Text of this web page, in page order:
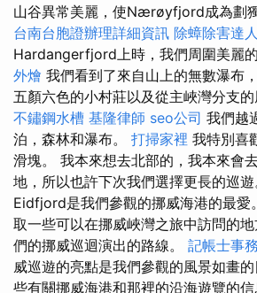
山谷異常美麗，使Nærøyfjord成為劃
台南台胞證辦理詳細資訊 除蟑除害達人
Hardangerfjord上時，我們周圍美麗
外燴 我們看到了來自山上的無數瀑布
五顏六色的小村莊以及從主峽灣分支的
不鏽鋼水槽 基隆律師 seo公司 我們越
泊，森林和瀑布。 打掃家裡 我特別喜
滑塊。 我本來想去北部的，我本來會
地，所以也許下次我們選擇更長的巡遊
Eidfjord是我們參觀的挪威海港的最愛
取一些可以在挪威峽灣之旅中訪問的
們的挪威巡迴演出的路線。 記帳士事
威巡遊的亮點是我們參觀的風景如畫
些有關挪威海港和那裡的沿海遊覽的信